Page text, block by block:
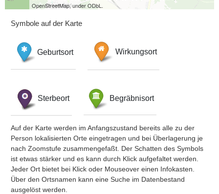
OpenStreetMap, under ODbL.
Symbole auf der Karte
Geburtsort Wirkungsort
Sterbeort Begräbnisort
Auf der Karte werden im Anfangszustand bereits alle zu der
Person lokalisierten Orte eingetragen und bei Überlagerung je
nach Zoomstufe zusammengefaßt. Der Schatten des Symbols
ist etwas stärker und es kann durch Klick aufgefaltet werden.
Jeder Ort bietet bei Klick oder Mouseover einen Infokasten.
Über den Ortsnamen kann eine Suche im Datenbestand
ausgelöst werden.